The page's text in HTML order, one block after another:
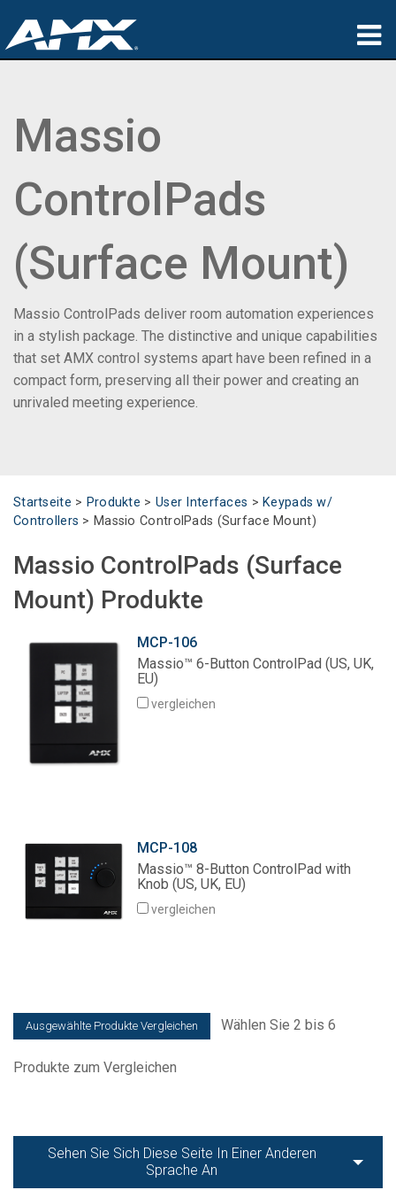
Anwendungen
Wo zu kaufen
Schulungen
Support
Über uns
Massio
ControlPads
(Surface Mount)
Massio ControlPads deliver room automation experiences
in a stylish package. The distinctive and unique capabilities
that set AMX control systems apart have been refined in a
compact form, preserving all their power and creating an
unrivaled meeting experience.
Startseite > Produkte > User Interfaces > Keypads w/
Controllers > Massio ControlPads (Surface Mount)
Massio ControlPads (Surface
Mount) Produkte
MCP-106
Massio™ 6-Button ControlPad (US, UK,
EU)
vergleichen
MCP-108
Massio™ 8-Button ControlPad with
Knob (US, UK, EU)
vergleichen
Wählen Sie 2 bis 6
Produkte zum Vergleichen
Sehen Sie Sich Diese Seite In Einer Anderen
Sprache An